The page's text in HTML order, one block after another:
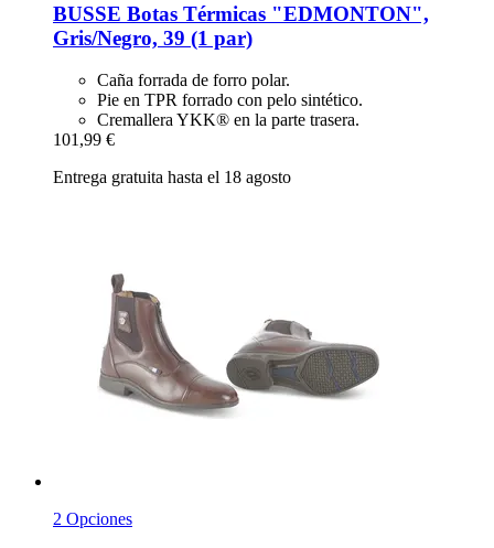
BUSSE Botas Térmicas "EDMONTON",
Gris/Negro, 39 (1 par)
Caña forrada de forro polar.
Pie en TPR forrado con pelo sintético.
Cremallera YKK® en la parte trasera.
101,99 €
Entrega gratuita hasta el 18 agosto
2 Opciones